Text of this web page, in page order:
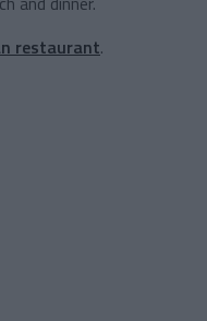
restaurant.